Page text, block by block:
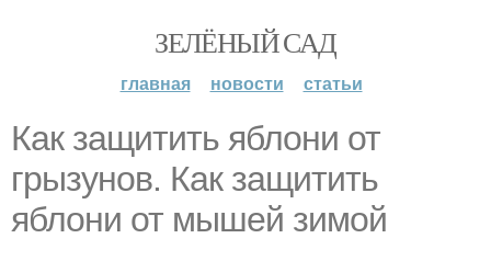
ЗЕЛЁНЫЙ САД
главная новости статьи
Как защитить яблони от
грызунов. Как защитить
яблони от мышей зимой